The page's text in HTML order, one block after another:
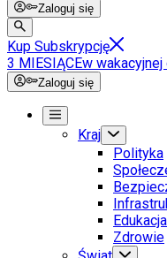
Zaloguj się
Kup Subskrypcję
3 MIESIĄCEw wakacyjnej
Zaloguj się
Kraj
Polityka
Edukacja
Zdrowie